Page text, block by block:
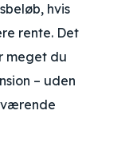
hvis
rente. Det
meget du
– uden